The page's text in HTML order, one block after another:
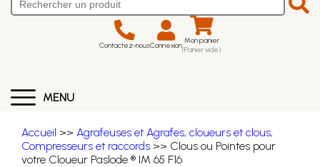
Contactez-nousConnexion Mon panier
(Panier vide)
MENU
Accueil >> Agrafeuses et Agrafes, cloueurs et clous,
Compresseurs et raccords >> Clous ou Pointes pour
votre Cloueur Paslode ® IM 65 F16